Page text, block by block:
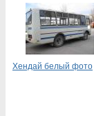
Хендай белый фото